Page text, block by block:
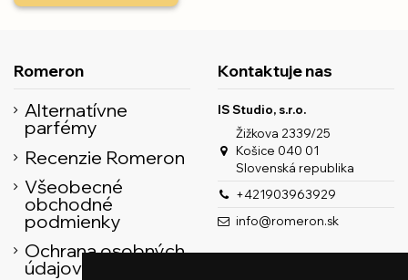
Romeron
Alternatívne
parfémy
Recenzie Romeron
Všeobecné
obchodné
podmienky
Ochrana osobných
údajov
Kontaktuje nas
IS Studio, s.r.o.
Žižkova 2339/25
Košice 040 01
Slovenská republika
+421903963929
info@romeron.sk